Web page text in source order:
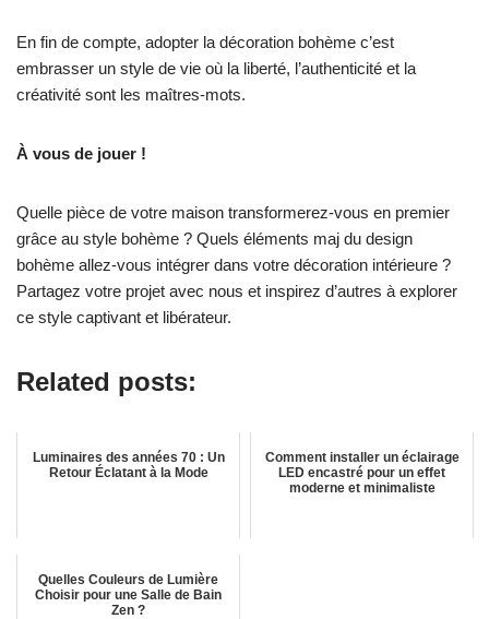
En fin de compte, adopter la décoration bohème c’est
embrasser un style de vie où la liberté, l’authenticité et la
créativité sont les maîtres-mots.
À vous de jouer !
Quelle pièce de votre maison transformerez-vous en premier
grâce au style bohème ? Quels éléments maj du design
bohème allez-vous intégrer dans votre décoration intérieure ?
Partagez votre projet avec nous et inspirez d’autres à explorer
ce style captivant et libérateur.
Related posts:
Luminaires des années 70 : Un
Retour Éclatant à la Mode
Comment installer un éclairage
LED encastré pour un effet
moderne et minimaliste
Quelles Couleurs de Lumière
Choisir pour une Salle de Bain
Zen ?